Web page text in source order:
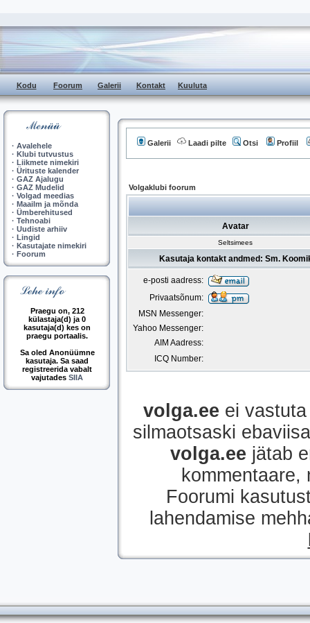
Kodu Foorum Galerii Kontakt Kuuluta
· Avalehele
· Klubi tutvustus
· Liikmete nimekiri
· Ürituste kalender
· GAZ Ajalugu
· GAZ Mudelid
· Volgad meedias
· Maailm ja mõnda
· Ümberehitused
· Tehnoabi
· Uudiste arhiiv
· Lingid
· Kasutajate nimekiri
· Foorum
Praegu on, 212
külastaja(d) ja 0
kasutaja(d) kes on
praegu portaalis.
Sa oled Anonüümne
kasutaja. Sa saad
registreerida vabalt
vajutades SIIA
Galerii Laadi pilte Otsi Profiil
Volgaklubi foorum
Avatar
Seltsimees
Kasutaja kontakt andmed: Sm.
e-posti aadress:
Privaatsõnum:
MSN Messenger:
Yahoo Messenger:
AIM Aadress:
ICQ Number:
volga.ee ei
silmaotsaski
volga.ee jätab
Foorumi
lahendamise